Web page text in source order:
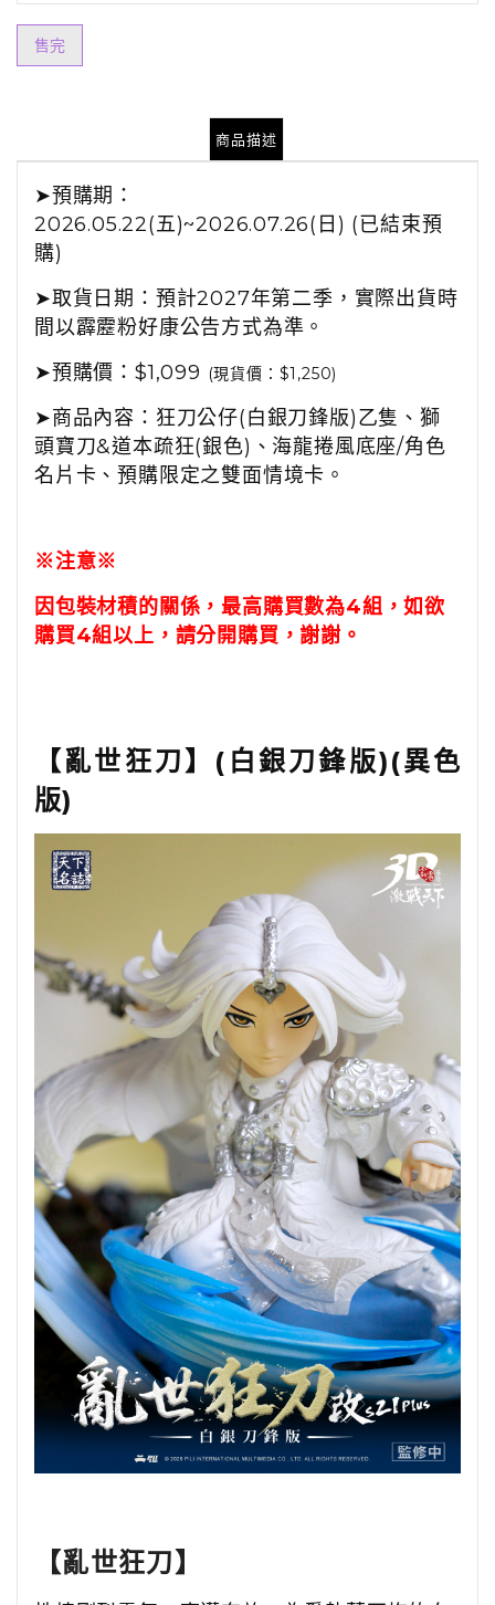
售完
商品描述
➤預購期：
2026.05.22(五)~2026.07.26(日) (已結束預
購)
➤取貨日期： 預計2027年第二季 ， 實際出貨時
間以霹靂粉好康公告方式為準。
➤預購價：$1,099 (現貨價：$1,250)
➤商品內容： 狂刀公仔(白銀刀鋒版)乙隻、獅
頭寶刀&道本疏狂(銀色)、 海龍捲風底座/角色
名片卡、預購限定之雙面情境卡。
※注意※
因包裝材積的關係，最高購買數為4組，如欲
購買4組以上，請分開購買，謝謝。
【亂世狂刀】(白銀刀鋒版)(異色
版)
【亂世狂刀】